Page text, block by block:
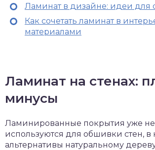
Ламинат в дизайне: идеи для
Как сочетать ламинат в
материалами
Ламинат на стенах:
минусы
Ламинированные покрытия уже
используются для обшивки стен, в
альтернативы натуральному